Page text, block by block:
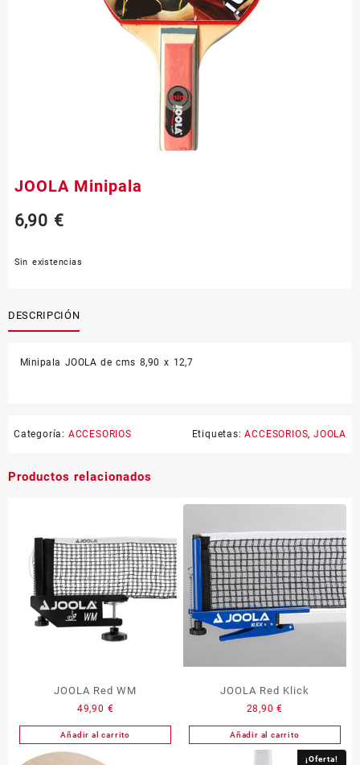
JOOLA Minipala
6,90 €
Sin existencias
DESCRIPCIÓN
Minipala JOOLA de cms 8,90 x 12,7
Categoría: ACCESORIOS Etiquetas:ACCESORIOS, JOOLA
Productos relacionados
JOOLA Red WM
49,90 €
Añadir al carrito
JOOLA Red Klick
28,90€
Añadir al carrito
¡Oferta!